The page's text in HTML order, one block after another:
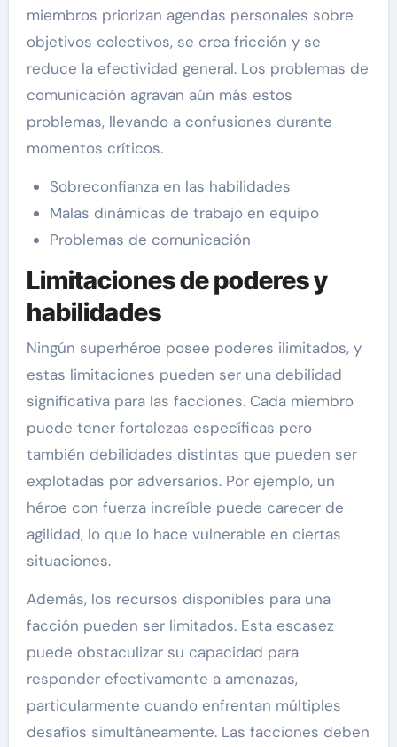
miembros priorizan agendas personales sobre
objetivos colectivos, se crea fricción y se
reduce la efectividad general. Los problemas de
comunicación agravan aún más estos
problemas, llevando a confusiones durante
momentos críticos.
Sobreconfianza en las habilidades
Malas dinámicas de trabajo en equipo
Problemas de comunicación
Limitaciones de poderes y
habilidades
Ningún superhéroe posee poderes ilimitados, y
estas limitaciones pueden ser una debilidad
significativa para las facciones. Cada miembro
puede tener fortalezas específicas pero
también debilidades distintas que pueden ser
explotadas por adversarios. Por ejemplo, un
héroe con fuerza increíble puede carecer de
agilidad, lo que lo hace vulnerable en ciertas
situaciones.
Además, los recursos disponibles para una
facción pueden ser limitados. Esta escasez
puede obstaculizar su capacidad para
responder efectivamente a amenazas,
particularmente cuando enfrentan múltiples
desafíos simultáneamente. Las facciones deben